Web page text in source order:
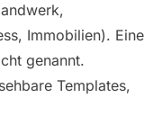
Immobilien). Eine
genannt.
Templates,